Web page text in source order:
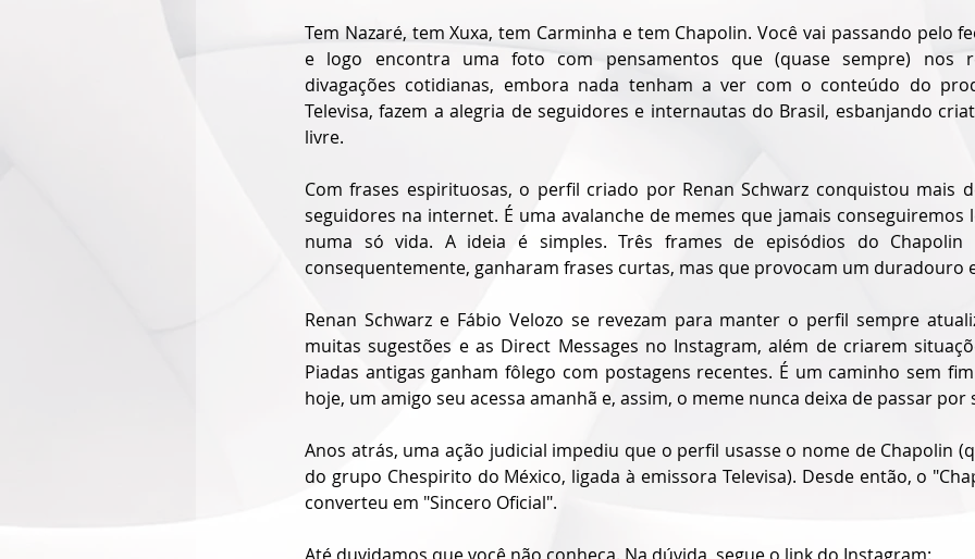
Tem Nazaré, tem Xuxa, tem Carminha e tem Chapolin. Você vai passando pelo
e logo encontra uma foto com pensamentos que (quase sempre) nos
divagações cotidianas, embora nada tenham a ver com o conteúdo do
Televisa, fazem a alegria de seguidores e internautas do Brasil, esbanjando
livre.
Com frases espirituosas, o perfil criado por Renan Schwarz conquistou mais
seguidores na internet. É uma avalanche de memes que jamais
numa só vida. A ideia é simples. Três frames de episódios do
consequentemente, ganharam frases curtas, mas que provocam um duradouro
Renan Schwarz e Fábio Velozo se revezam para manter o perfil sempre
muitas sugestões e as Direct Messages no Instagram, além de criarem
Piadas antigas ganham fôlego com postagens recentes. É um caminho sem
hoje, um amigo seu acessa amanhã e, assim, o meme nunca deixa de passar por
Anos atrás, uma ação judicial impediu que o perfil usasse o nome de Chapolin
do grupo Chespirito do México, ligada à emissora Televisa). Desde então, o
converteu em "Sincero Oficial".